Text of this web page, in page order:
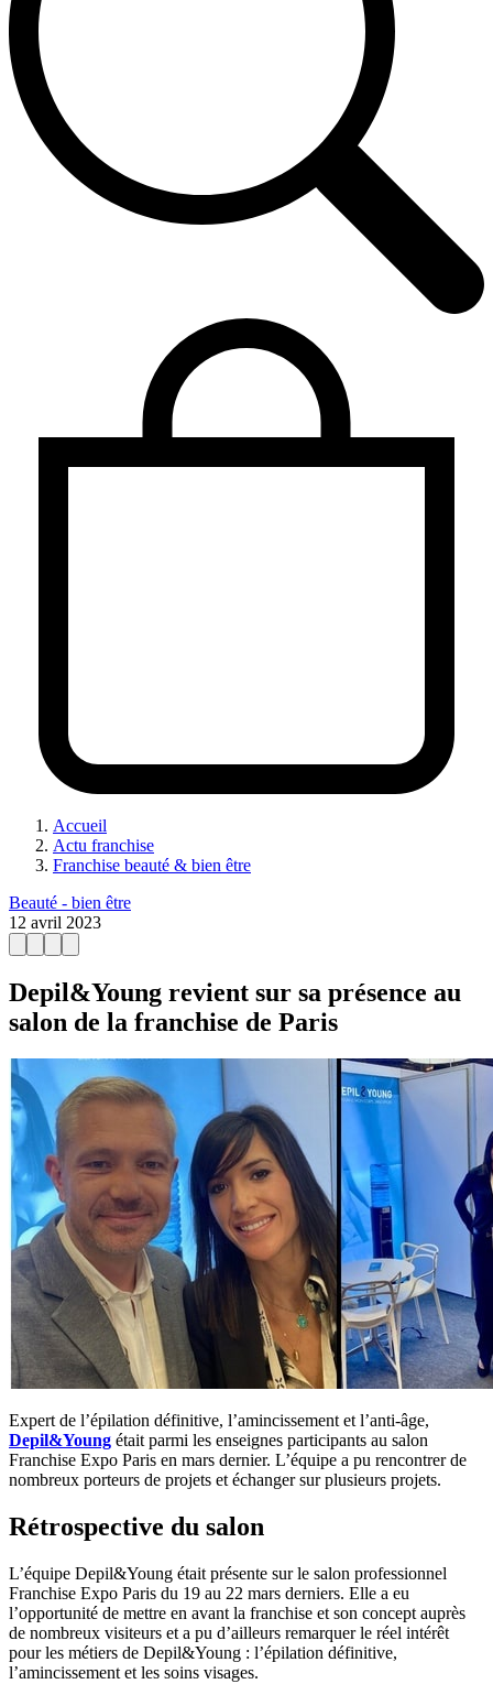
Accueil
Actu franchise
Franchise beauté & bien être
Beauté - bien être
12 avril 2023
Depil&Young revient sur sa présence au
salon de la franchise de Paris
Expert de l’épilation définitive, l’amincissement et l’anti-âge,
Depil&Young était parmi les enseignes participants au salon
Franchise Expo Paris en mars dernier. L’équipe a pu rencontrer de
nombreux porteurs de projets et échanger sur plusieurs projets.
Rétrospective du salon
L’équipe Depil&Young était présente sur le salon professionnel
Franchise Expo Paris du 19 au 22 mars derniers. Elle a eu
l’opportunité de mettre en avant la franchise et son concept auprès
de nombreux visiteurs et a pu d’ailleurs remarquer le réel intérêt
pour les métiers de Depil&Young : l’épilation définitive,
l’amincissement et les soins visages.